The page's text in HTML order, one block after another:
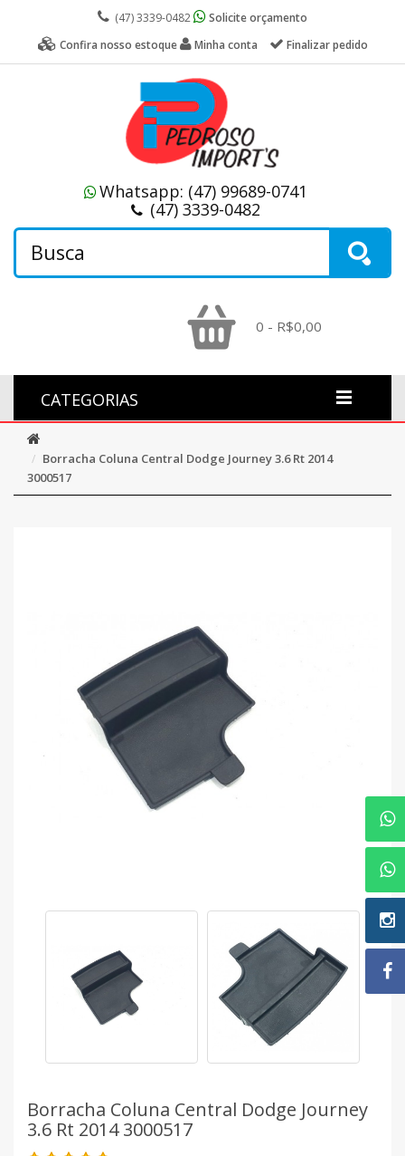
(47) 3339-0482
Solicite orçamento
Confira nosso estoque
Minha conta Finalizar pedido
Whatsapp: (47) 99689-0741
(47) 3339-0482
0 - R$0,00
CATEGORIAS
Borracha Coluna Central Dodge Journey 3.6 Rt 2014
3000517
Borracha Coluna Central Dodge Journey
3.6 Rt 2014 3000517